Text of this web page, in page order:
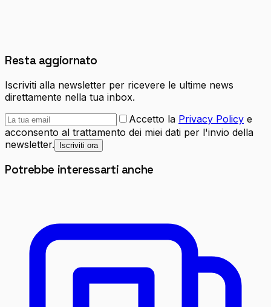
Resta aggiornato
Iscriviti alla newsletter per ricevere le ultime news
direttamente nella tua inbox.
Accetto la Privacy Policy e
acconsento al trattamento dei miei dati per l'invio della
newsletter.
Iscriviti ora
Potrebbe interessarti anche